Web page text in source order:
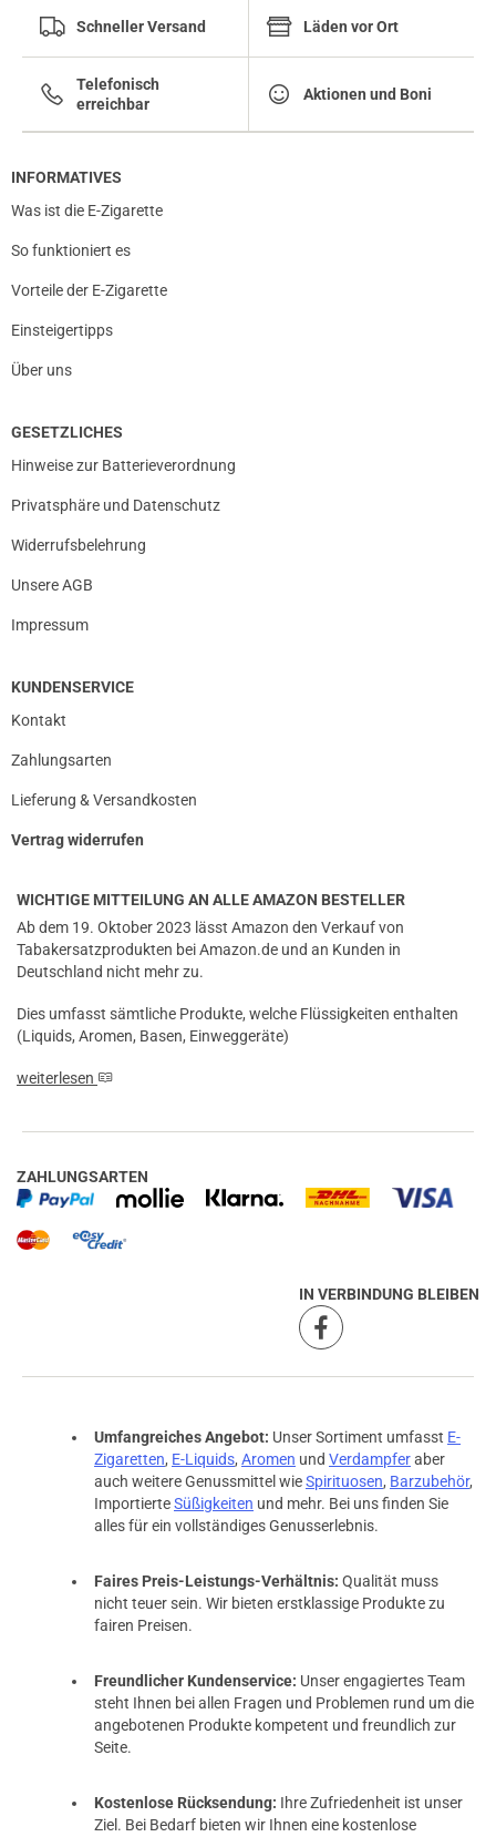
Schneller Versand Läden vor Ort
Telefonisch
erreichbar
Aktionen und Boni
INFORMATIVES
Was ist die E-Zigarette
So funktioniert es
Vorteile der E-Zigarette
Einsteigertipps
Über uns
GESETZLICHES
Hinweise zur Batterieverordnung
Privatsphäre und Datenschutz
Widerrufsbelehrung
Unsere AGB
Impressum
KUNDENSERVICE
Kontakt
Zahlungsarten
Lieferung & Versandkosten
Vertrag widerrufen
WICHTIGE MITTEILUNG AN ALLE AMAZON BESTELLER
Ab dem 19. Oktober 2023 lässt Amazon den Verkauf von
Tabakersatzprodukten bei Amazon.de und an Kunden in
Deutschland nicht mehr zu.
Dies umfasst sämtliche Produkte, welche Flüssigkeiten enthalten
(Liquids, Aromen, Basen, Einweggeräte)
weiterlesen
ZAHLUNGSARTEN
IN VERBINDUNG BLEIBEN
Umfangreiches Angebot: Unser Sortiment umfasst E-
Zigaretten, E-Liquids, Aromen und Verdampferaber
auch weitere Genussmittel wieSpirituosen, Barzubehör,
ImportierteSüßigkeiten und mehr. Bei uns finden Sie
alles für ein vollständiges Genusserlebnis.
Faires Preis-Leistungs-Verhältnis: Qualität muss
nicht teuer sein. Wir bieten erstklassige Produkte zu
fairen Preisen.
Freundlicher Kundenservice: Unser engagiertes Team
steht Ihnen bei allen Fragen und Problemen rund um die
angebotenen Produkte kompetent und freundlich zur
Seite.
Kostenlose Rücksendung: Ihre Zufriedenheit ist unser
Ziel. Bei Bedarf bieten wir Ihnen eine kostenlose